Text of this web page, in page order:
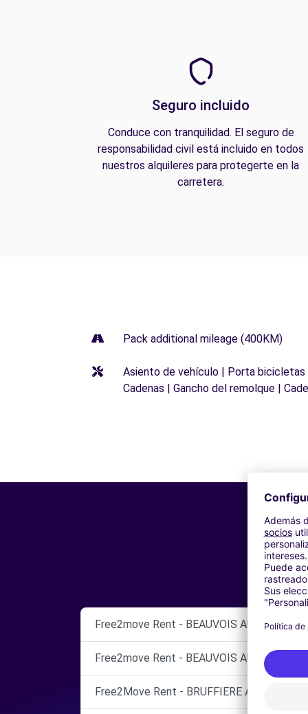
Seguro incluido
Conduce con tranquilidad. El seguro de
responsabilidad civil está incluido en todos
nuestros alquileres para protegerte en la
carretera.
Pack additional mileage (400KM)
Asiento de vehículo | Porta bicicletas
Cadenas | Gancho del remolque |
Free2move Rent - BEAUVOIS
Free2move Rent - BEAUVOIS
Free2Move Rent - BRUFFIERE